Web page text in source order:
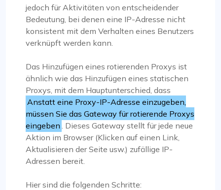
jedoch für Aktivitäten von entscheidender
Bedeutung, bei denen eine IP-Adresse nicht
konsistent mit dem Verhalten eines Benutzers
verknüpft werden kann.
Das Hinzufügen eines rotierenden Proxys ist
ähnlich wie das Hinzufügen eines statischen
Proxys, mit dem Hauptunterschied, dass
Anstatt eine Proxy-IP-Adresse einzugeben,
müssen Sie das Gateway für rotierende Proxys
eingeben . Dieses Gateway stellt für jede neue
Aktion im Browser (Klicken auf einen Link,
Aktualisieren der Seite usw.) zufällige IP-
Adressen bereit.
Hier sind die folgenden Schritte: